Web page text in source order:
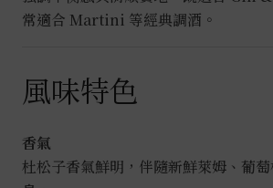
常適合 Martini 等經典調酒。
風味特色
香氣
杜松子香氣鮮明，伴隨新鮮萊姆、葡